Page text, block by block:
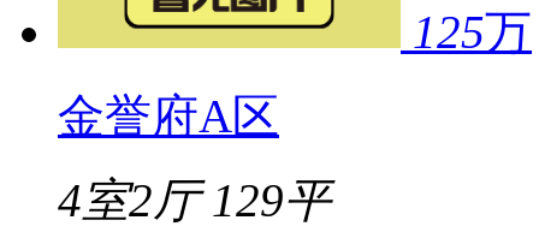
125万
金誉府A区
4室2厅 129平